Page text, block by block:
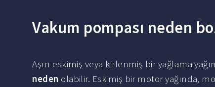
Vakum pompası neden
Aşırı eskimiş veya kirlenmiş bir yağlama
neden olabilir. Eskimiş bir motor yağında,